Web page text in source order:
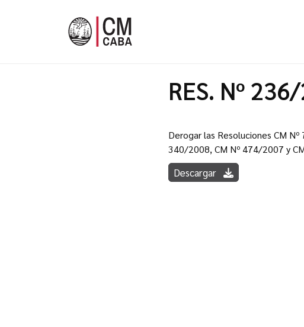
RES. Nº
Derogar las Resoluciones CM
340/2008, CM Nº 474/2007 y
Descargar